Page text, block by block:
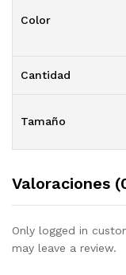
Color
Cantidad
Tamaño
Valoraciones
Only logged in
may leave a review.